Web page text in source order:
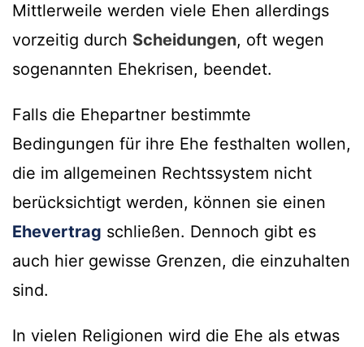
Mittlerweile werden viele Ehen allerdings
vorzeitig durch Scheidungen, oft wegen
sogenannten Ehekrisen, beendet.
Falls die Ehepartner bestimmte
Bedingungen für ihre Ehe festhalten wollen,
die im allgemeinen Rechtssystem nicht
berücksichtigt werden, können sie einen
Ehevertrag schließen. Dennoch gibt es
auch hier gewisse Grenzen, die einzuhalten
sind.
In vielen Religionen wird die Ehe als etwas